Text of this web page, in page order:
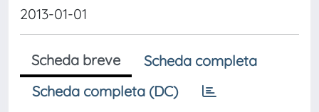
2013-01-01
Scheda breve
Scheda completa
Scheda completa (DC)